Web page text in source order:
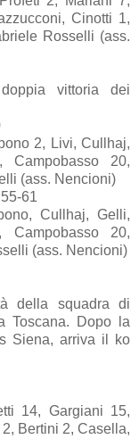
Cinotti 1,
Rosselli (ass.
vittoria dei
2, Livi, Cullhaj,
20,
(ass. Nencioni)
61
Cullhaj, Gelli,
20,
(ass. Nencioni)
della squadra di
Toscana. Dopo la
Siena, arriva il ko
14, Gargiani 15,
Bertini 2, Casella,